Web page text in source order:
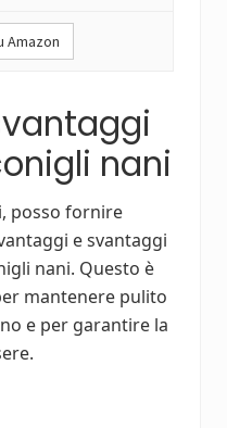
Amazon
nani
posso fornire
e svantaggi
nani. Questo è
mantenere pulito
e per garantire la